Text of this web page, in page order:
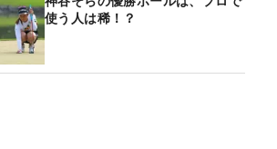
使う人は稀！？